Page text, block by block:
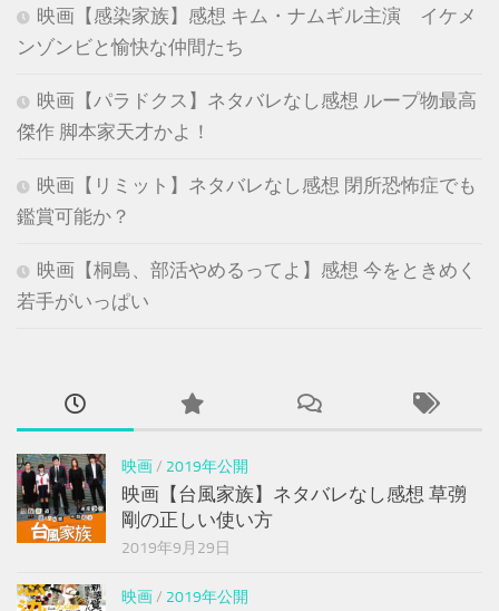
映画【感染家族】感想 キム・ナムギル主演 イケメ
ンゾンビと愉快な仲間たち
映画【パラドクス】ネタバレなし感想 ループ物最高
傑作 脚本家天才かよ！
映画【リミット】ネタバレなし感想 閉所恐怖症でも
鑑賞可能か？
映画【桐島、部活やめるってよ】感想 今をときめく
若手がいっぱい
映画/ 2019年公開
映画【台風家族】ネタバレなし感想 草彅
剛の正しい使い方
2019年9月29日
映画/ 2019年公開